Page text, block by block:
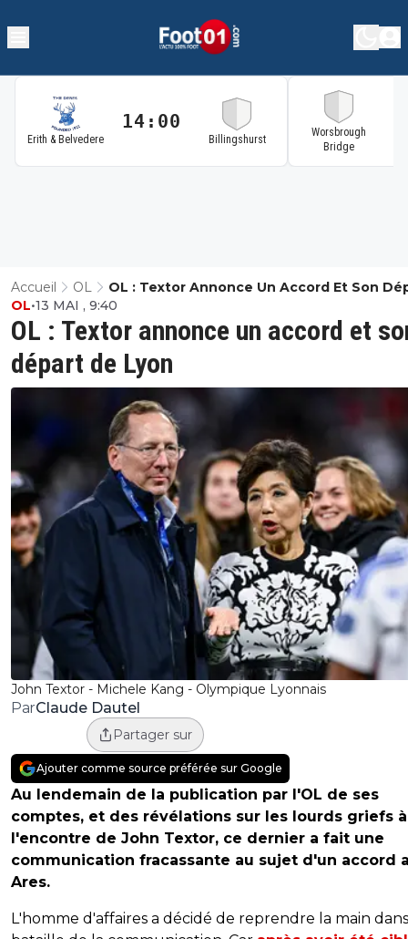
Erith & Belvedere
14:00
Billingshurst
Worsbrough
Bridge
Accueil OL
OL : Textor Annonce Un Accord Et Son
De Lyon
John Textor - Michele Kang - Olympique Lyonnais
OL : Textor annonce un accord et
départ de Lyon
OL•13 MAI , 9:40
ParClaude Dautel
Partager sur
Ajouter comme source préférée sur Google
Au lendemain de la publication par l'OL de ses
comptes, et des révélations sur les lourds griefs à
l'encontre de John Textor, ce dernier a fait une
communication fracassante au sujet d'un accord
Ares.
L'homme d'affaires a décidé de reprendre la main